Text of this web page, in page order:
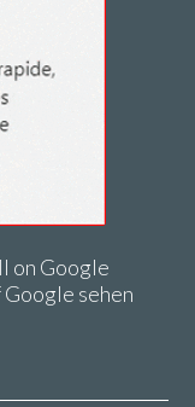
on Google
sehen